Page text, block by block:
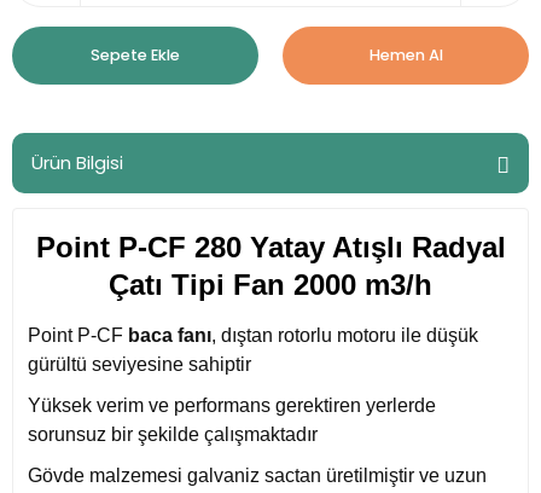
Sepete Ekle Hemen Al
Ürün Bilgisi
Point P-CF 280 Yatay Atışlı Radyal
Çatı Tipi Fan 2000 m3/h
Point P-CF baca fanı, dıştan rotorlu motoru ile düşük
gürültü seviyesine sahiptir
Yüksek verim ve performans gerektiren yerlerde
sorunsuz bir şekilde çalışmaktadır
Gövde malzemesi galvaniz sactan üretilmiştir ve uzun